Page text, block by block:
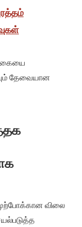
தேவையான
விலை